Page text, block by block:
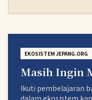
EKOSISTEM JEPANG.ORG
Masih Ingin
Ikuti pembelajaran
dalam ekosistem